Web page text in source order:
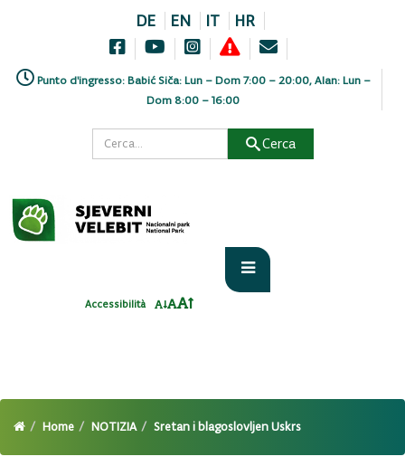
DE EN IT HR
Punto d'ingresso: Babić Siča: Lun – Dom 7:00 – 20:00, Alan: Lun –
Dom 8:00 – 16:00
Cerca
Accessibilità
Home NOTIZIA Sretan i blagoslovljen Uskrs